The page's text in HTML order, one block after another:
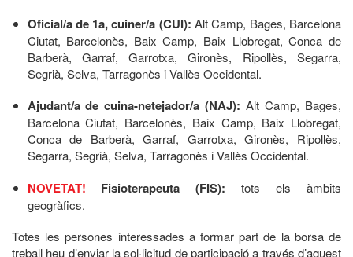
Oficial/a de 1a, cuiner/a (CUI): Alt Camp, Bages, Barcelona
Ciutat, Barcelonès, Baix Camp, Baix Llobregat, Conca de
Barberà, Garraf, Garrotxa, Gironès, Ripollès, Segarra,
Segrià, Selva, Tarragonès i Vallès Occidental.
Ajudant/a de cuina-netejador/a (NAJ):Alt Camp, Bages,
Barcelona Ciutat, Barcelonès, Baix Camp, Baix Llobregat,
Conca de Barberà, Garraf, Garrotxa, Gironès, Ripollès,
Segarra, Segrià, Selva, Tarragonès i Vallès Occidental.
NOVETAT! Fisioterapeuta (FIS): tots els àmbits
geogràfics.
Totes les persones interessades a formar part de la borsa de
treball heu d’enviar la sol·licitud de participació a través d’aquest